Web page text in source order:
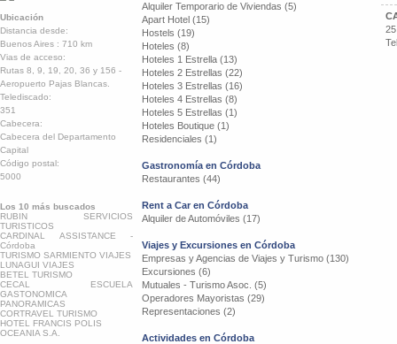
Ubicación
Distancia desde:
Buenos Aires : 710 km
Vias de acceso:
Rutas 8, 9, 19, 20, 36 y 156 -
Aeropuerto Pajas Blancas.
Telediscado:
351
Cabecera:
Cabecera del Departamento
Capital
Código postal:
5000
Los 10 más buscados
RUBIN SERVICIOS
TURISTICOS
CARDINAL ASSISTANCE -
Córdoba
TURISMO SARMIENTO VIAJES
LUNAGUI VIAJES
BETEL TURISMO
CECAL ESCUELA
GASTONOMICA
PANORAMICAS
CORTRAVEL TURISMO
HOTEL FRANCIS POLIS
OCEANIA S.A.
Alquiler Temporario de Viviendas (5)
Apart Hotel (15)
Hostels (19)
Hoteles (8)
Hoteles 1 Estrella (13)
Hoteles 2 Estrellas (22)
Hoteles 3 Estrellas (16)
Hoteles 4 Estrellas (8)
Hoteles 5 Estrellas (1)
Hoteles Boutique (1)
Residenciales (1)
Gastronomía en Córdoba
Restaurantes (44)
Rent a Car en Córdoba
Alquiler de Automóviles (17)
Viajes y Excursiones en Córdoba
Empresas y Agencias de Viajes y Turismo (130)
Excursiones (6)
Mutuales - Turismo Asoc. (5)
Operadores Mayoristas (29)
Representaciones (2)
Actividades en Córdoba